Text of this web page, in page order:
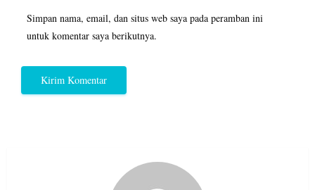
Simpan nama, email, dan situs web saya pada peramban ini
untuk komentar saya berikutnya.